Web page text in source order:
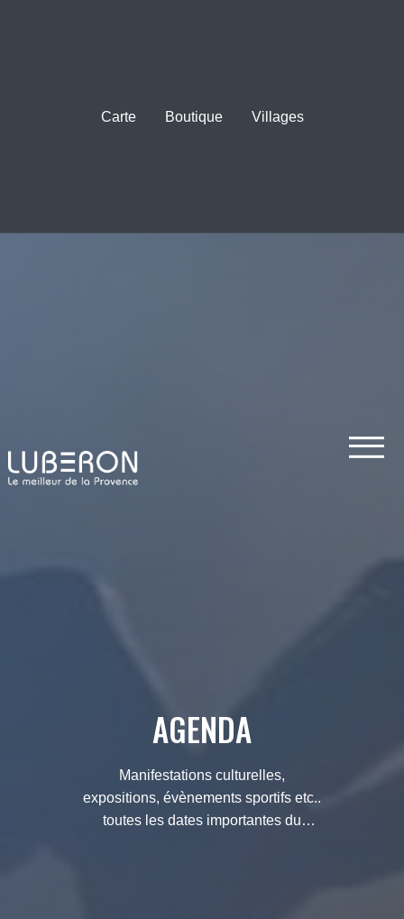
Carte Boutique Villages
AGENDA
Manifestations culturelles,
expositions, évènements sportifs etc..
toutes les dates importantes du